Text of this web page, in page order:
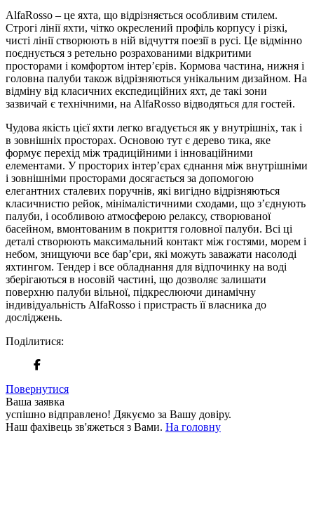
AlfaRosso – це яхта, що відрізняється особливим стилем.
Строгі лінії яхти, чітко окреслений профіль корпусу і різкі,
чисті лінії створюють в ній відчуття поезії в русі. Це відмінно
поєднується з ретельно розрахованими відкритими
просторами і комфортом інтер’єрів. Кормова частина, нижня і
головна палуби також відрізняються унікальним дизайном. На
відміну від класичних експедиційних яхт, де такі зони
зазвичай є технічними, на AlfaRosso відводяться для гостей.
Чудова якість цієї яхти легко вгадується як у внутрішніх, так і
в зовнішніх просторах. Основою тут є дерево тика, яке
формує перехід між традиційними і інноваційними
елементами. У просторих інтер’єрах єднання між внутрішніми
і зовнішніми просторами досягається за допомогою
елегантних сталевих поручнів, які вигідно відрізняються
класичнистю рейок, мінімалістичними сходами, що з’єднують
палуби, і особливою атмосферою релаксу, створюваної
басейном, вмонтованим в покриття головної палуби. Всі ці
деталі створюють максимальний контакт між гостями, морем і
небом, знищуючи все бар’єри, які можуть заважати насолоді
яхтингом. Тендер і все обладнання для відпочинку на воді
зберігаються в носовій частині, що дозволяє залишати
поверхню палуби вільної, підкреслюючи динамічну
індивідуальність AlfaRosso і пристрасть її власника до
досліджень.
Поділитися:
Повернутися
Ваша заявка
успішно відправлено! Дякуємо за Вашу довіру.
Наш фахівець зв'яжеться з Вами. На головну